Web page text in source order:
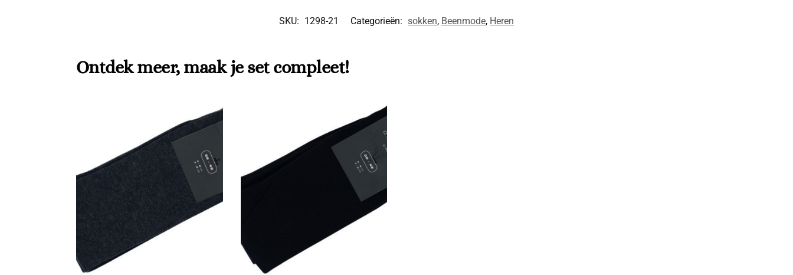
SKU: 1298-21 Categorieën: sokken, Beenmode, Heren
Ontdek meer, maak je set compleet!